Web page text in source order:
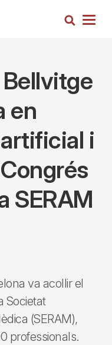
Search
Bellvitge
en
i
SERAM
va acollir el
Societat
(SERAM),
professionals.